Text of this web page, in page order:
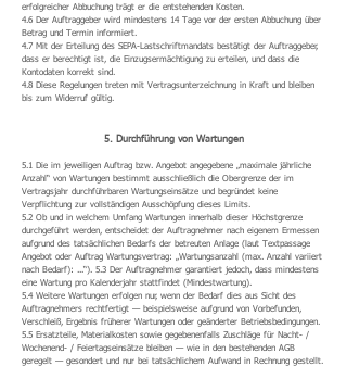
erfolgreicher Abbuchung trägt er die entstehenden Kosten.
4.6 Der Auftraggeber wird mindestens 14 Tage vor der ersten Abbuchung über
Betrag und Termin informiert.
4.7 Mit der Erteilung des SEPA-Lastschriftmandats bestätigt der Auftraggeber,
dass er berechtigt ist, die Einzugsermächtigung zu erteilen, und dass die
Kontodaten korrekt sind.
4.8 Diese Regelungen treten mit Vertragsunterzeichnung in Kraft und bleiben
bis zum Widerruf gültig.
5. Durchführung von Wartungen
5.1 Die im jeweiligen Auftrag bzw. Angebot angegebene „maximale jährliche
Anzahl“ von Wartungen bestimmt ausschließlich die Obergrenze der im
Vertragsjahr durchführbaren Wartungseinsätze und begründet keine
Verpflichtung zur vollständigen Ausschöpfung dieses Limits.
5.2 Ob und in welchem Umfang Wartungen innerhalb dieser Höchstgrenze
durchgeführt werden, entscheidet der Auftragnehmer nach eigenem Ermessen
aufgrund des tatsächlichen Bedarfs der betreuten Anlage (laut Textpassage
Angebot oder Auftrag Wartungsvertrag: „Wartungsanzahl (max. Anzahl variiert
nach Bedarf): ...“). 5.3 Der Auftragnehmer garantiert jedoch, dass mindestens
eine Wartung pro Kalenderjahr stattfindet (Mindestwartung).
5.4 Weitere Wartungen erfolgen nur, wenn der Bedarf dies aus Sicht des
Auftragnehmers rechtfertigt — beispielsweise aufgrund von Vorbefunden,
Verschleiß, Ergebnis früherer Wartungen oder geänderter Betriebsbedingungen.
5.5 Ersatzteile, Materialkosten sowie gegebenenfalls Zuschläge für Nacht- /
Wochenend- / Feiertagseinsätze bleiben — wie in den bestehenden AGB
geregelt — gesondert und nur bei tatsächlichem Aufwand in Rechnung gestellt.